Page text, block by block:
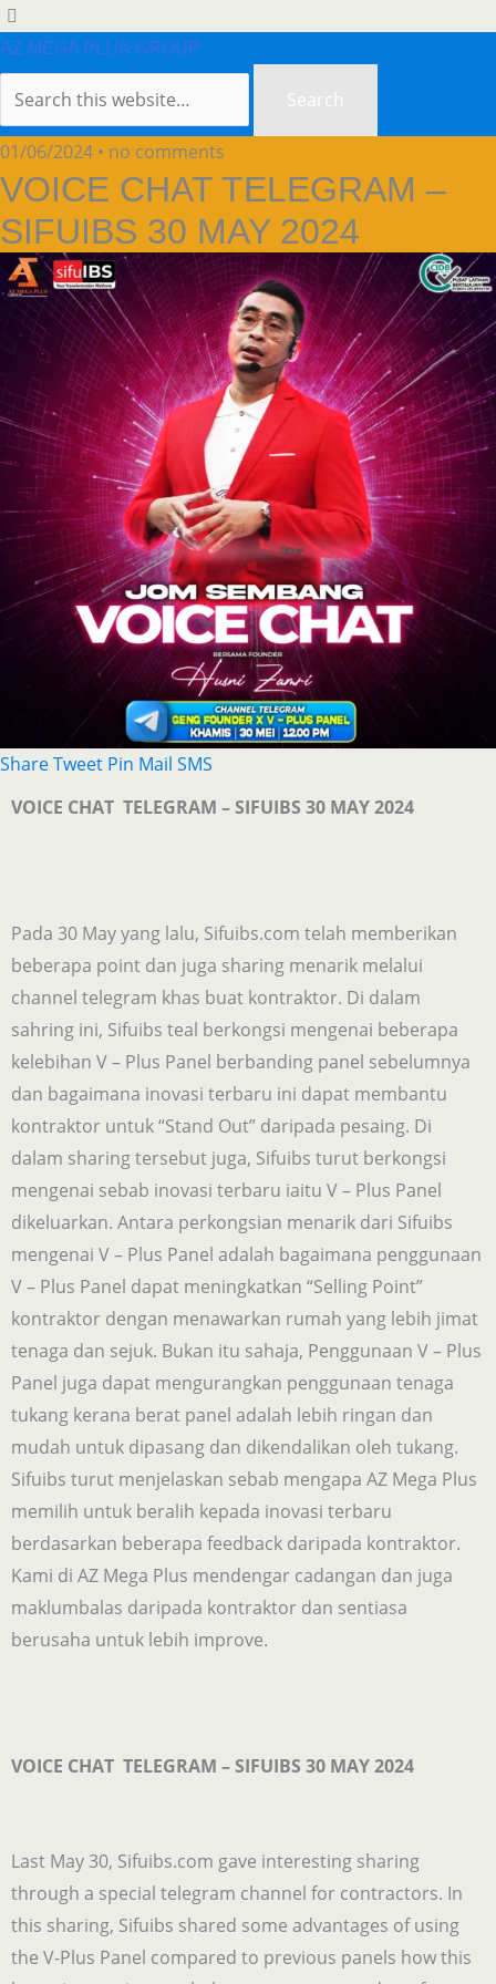
AZ MEGA PLUS GROUP
01/06/2024 • no comments
VOICE CHAT TELEGRAM –
SIFUIBS 30 MAY 2024
ShareTweet Pin Mail SMS
VOICE CHAT TELEGRAM – SIFUIBS 30 MAY 2024
Pada 30 May yang lalu, Sifuibs.com telah memberikan
beberapa point dan juga sharing menarik melalui
channel telegram khas buat kontraktor. Di dalam
sahring ini, Sifuibs teal berkongsi mengenai beberapa
kelebihan V – Plus Panel berbanding panel sebelumnya
dan bagaimana inovasi terbaru ini dapat membantu
kontraktor untuk “Stand Out” daripada pesaing. Di
dalam sharing tersebut juga, Sifuibs turut berkongsi
mengenai sebab inovasi terbaru iaitu V – Plus Panel
dikeluarkan. Antara perkongsian menarik dari Sifuibs
mengenai V – Plus Panel adalah bagaimana penggunaan
V – Plus Panel dapat meningkatkan “Selling Point”
kontraktor dengan menawarkan rumah yang lebih jimat
tenaga dan sejuk. Bukan itu sahaja, Penggunaan V – Plus
Panel juga dapat mengurangkan penggunaan tenaga
tukang kerana berat panel adalah lebih ringan dan
mudah untuk dipasang dan dikendalikan oleh tukang.
Sifuibs turut menjelaskan sebab mengapa AZ Mega Plus
memilih untuk beralih kepada inovasi terbaru
berdasarkan beberapa feedback daripada kontraktor.
Kami di AZ Mega Plus mendengar cadangan dan juga
maklumbalas daripada kontraktor dan sentiasa
berusaha untuk lebih improve.
VOICE CHAT TELEGRAM – SIFUIBS 30 MAY 2024
Last May 30, Sifuibs.com gave interesting sharing
through a special telegram channel for contractors. In
this sharing, Sifuibs shared some advantages of using
the V-Plus Panel compared to previous panels how this